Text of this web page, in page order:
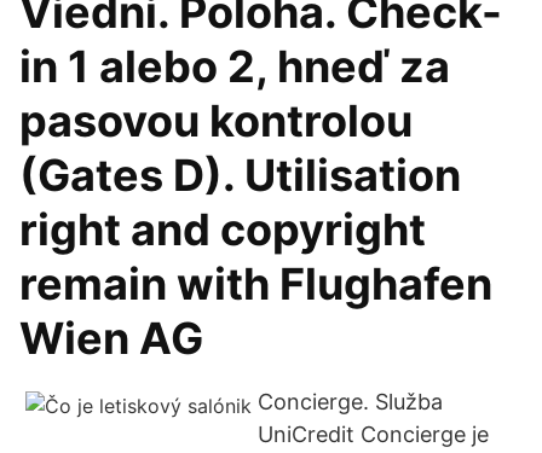
Viedni. Poloha. Check-
in 1 alebo 2, hneď za
pasovou kontrolou
(Gates D). Utilisation
right and copyright
remain with Flughafen
Wien AG
Concierge. Služba
UniCredit Concierge je